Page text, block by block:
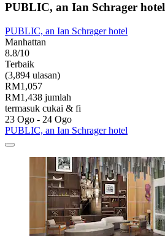
PUBLIC, an Ian Schrager hotel
PUBLIC, an Ian Schrager hotel
Manhattan
8.8/10
Terbaik
(3,894 ulasan)
RM1,057
RM1,438 jumlah
termasuk cukai & fi
23 Ogo - 24 Ogo
PUBLIC, an Ian Schrager hotel